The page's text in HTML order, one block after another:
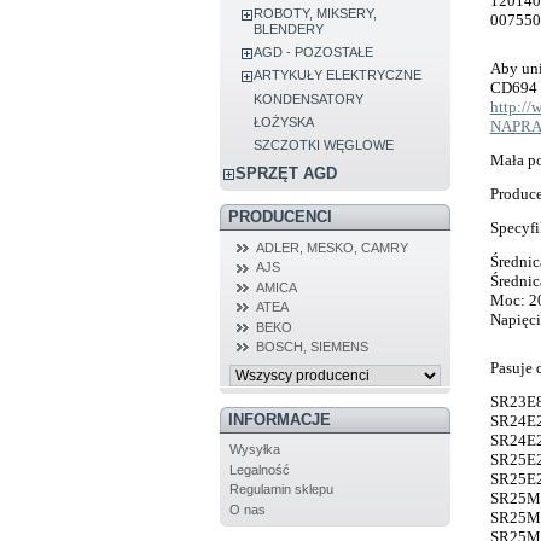
ROBOTY, MIKSERY,
BLENDERY
AGD - POZOSTAŁE
ARTYKUŁY ELEKTRYCZNE
KONDENSATORY
ŁOŻYSKA
SZCZOTKI WĘGLOWE
SPRZĘT AGD
PRODUCENCI
ADLER, MESKO, CAMRY
AJS
AMICA
ATEA
BEKO
BOSCH, SIEMENS
INFORMACJE
Wysyłka
Legalność
Regulamin sklepu
O nas
Aby
CD694
http://
Mała
Moc:
Pasuje
SR23E850TI/17 SR23E850TI/25 SR23E850TI/29 SR24E200EU/29 SR24E202EU/29 SR24E202RU/29 SR24E205EU/28 SR24E205EU/29 SR24E205EU/30 SR24E205RU/29 SR24E206EU/28 SR24E206EU/29 SR24E206EU/30 SR25E202EU/29 SR25E204EU/28 SR25E204EU/29 SR25E204EU/30 SR25E205EU/28 SR25E205EU/30 SR25E207EU/29 SR25E230RU/29 SR25E231EU/29 SR25E830EU/29 SR25E830RU/29 SR25M233EU/17 SR25M233EU/29 SR25M235EU/29 SR25M281EU/17 SR25M282EU/26 SR25M282EU/29 SR25M283EU/26 SR25M283EU/29 SR25M284EU/29 SR25M833EU/29 SR25M834EU/29 SR25M884EU/26 SR25M884EU/29 SR26M231GB/29 SR26T292EU/26 SR26T294EU/29 SR26T297RU/27 SR26T297RU/29 SR26T890EU/26 SR26T890EU/29 SR26T891GB/26 SR26T891GB/29 SR26T892EU/26 SR26T892EU/29 SR26T897RU/27 SR26T897RU/29 SR28M260DE/29 SR35M235EU/29 SR35M435EU/29 SR44E202SK/23 SR44E202SK/29 SR44M530EU/29 SR45E230SK/17 SR45E231SK/29 SR45M280SK/17 SR45M535EU/29